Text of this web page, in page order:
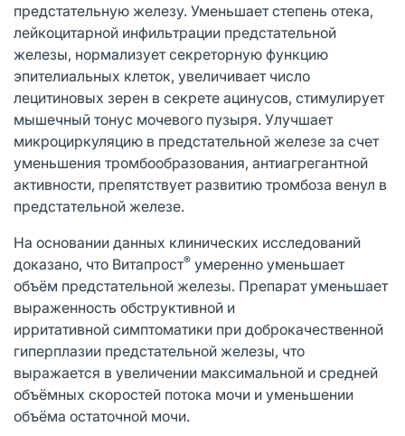
предстательную железу. Уменьшает степень отека,
лейкоцитарной инфильтрации предстательной
железы, нормализует секреторную функцию
эпителиальных клеток, увеличивает число
лецитиновых зерен в секрете ацинусов, стимулирует
мышечный тонус мочевого пузыря. Улучшает
микроциркуляцию в предстательной железе за счет
уменьшения тромбообразования, антиагрегантной
активности, препятствует развитию тромбоза венул в
предстательной железе.
На основании данных клинических исследований
доказано, что Витапрост® умеренно уменьшает
объём предстательной железы. Препарат уменьшает
выраженность обструктивной и
ирритативной симптоматики при доброкачественной
гиперплазии предстательной железы, что
выражается в увеличении максимальной и средней
объёмных скоростей потока мочи и уменьшении
объёма остаточной мочи.